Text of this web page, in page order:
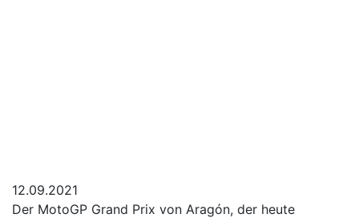
12.09.2021
Der MotoGP Grand Prix von Aragón, der heute